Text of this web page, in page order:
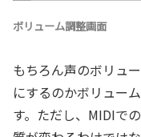
ボリューム調整画面
もちろん声のボリュ
にするのかボリュー
す。ただし、MIDIで